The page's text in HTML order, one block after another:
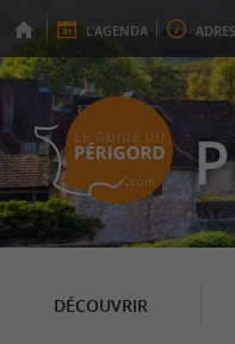
L'AGENDA
DÉCOUVRIR